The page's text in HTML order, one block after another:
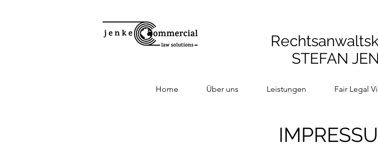
STEFAN
Home Über uns Leistungen Fair Legal